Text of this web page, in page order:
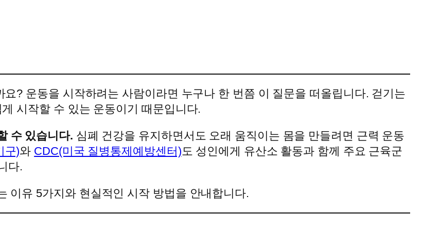
요? 운동을 시작하려는 사람이라면 누구나 한 번쯤 이 질문을 떠올립니다. 걷기는
시작할 수 있는 운동이기 때문입니다.
수 있습니다. 심폐 건강을 유지하면서도 오래 움직이는 몸을 만들려면 근력 운동
구)와 CDC(미국 질병통제예방센터)도 성인에게 유산소 활동과 함께 주요 근육군
다.
이유 5가지와 현실적인 시작 방법을 안내합니다.